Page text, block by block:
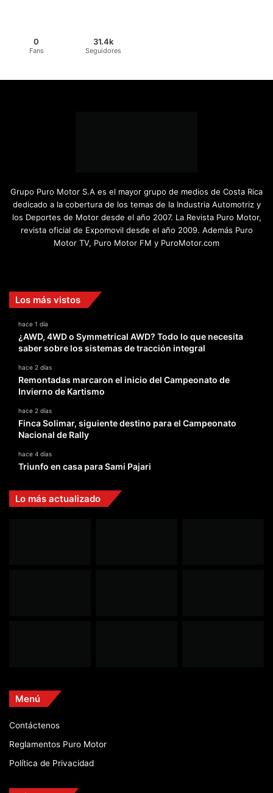
0
Fans
31.4k
Seguidores
Grupo Puro Motor S.A es el mayor grupo de medios de Costa Rica
dedicado a la cobertura de los temas de la Industria Automotriz y
los Deportes de Motor desde el año 2007. La Revista Puro Motor,
revista oficial de Expomovil desde el año 2009. Además Puro
Motor TV, Puro Motor FM y PuroMotor.com
Los más vistos
hace 1 día
¿AWD, 4WD o Symmetrical AWD? Todo lo que necesita
saber sobre los sistemas de tracción integral
hace 2 días
Remontadas marcaron el inicio del Campeonato de
Invierno de Kartismo
hace 2 días
Finca Solimar, siguiente destino para el Campeonato
Nacional de Rally
hace 4 días
Triunfo en casa para Sami Pajari
Lo más actualizado
Menú
Contáctenos
Reglamentos Puro Motor
Política de Privacidad